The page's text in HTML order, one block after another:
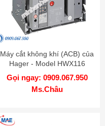
Máy cắt không khí (ACB) của
Hager - Model HWX116
Gọi ngay: 0909.067.950
Ms.Châu